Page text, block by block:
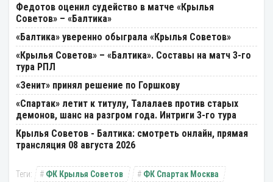
Федотов оценил судейство в матче «Крылья
Советов» – «Балтика»
«Балтика» уверенно обыграла «Крылья Советов»
«Крылья Советов» – «Балтика». Составы на матч 3-го
тура РПЛ
«Зенит» принял решение по Горшкову
«Спартак» летит к титулу, Талалаев против старых
демонов, шанс на разгром года. Интриги 3-го тура
Крылья Советов - Балтика: смотреть онлайн, прямая
трансляция 08 августа 2026
ФК Крылья Советов
ФК Спартак Москва